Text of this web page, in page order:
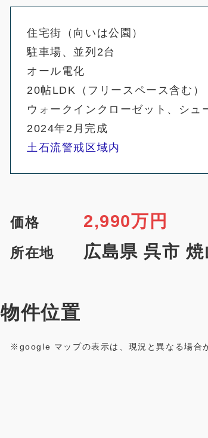
住宅街（向いは公園）
駐車場、並列2台
オール電化
20帖LDK（フリースペース含む）
ウォークインクローゼット、シ
2024年2月完成
土石流警戒区域内
価格 2,990万円
所在地 広島県 呉市
物件位置
※google マップの表示は、現況と異なる場合